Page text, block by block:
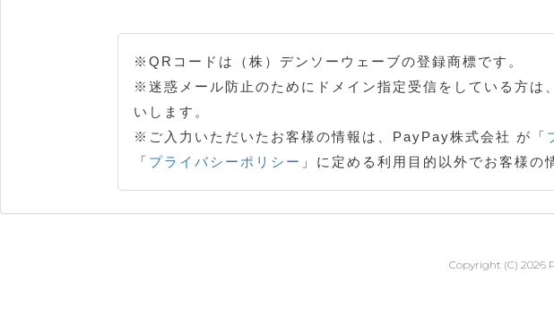
※QRコードは（株）デンソーウェーブの登録商標です。
※迷惑メール防止のためにドメイン指定受信をしている方
いします。
※ご入力いただいたお客様の情報は、PayPay株式会社 が「
「 プライバシーポリシー 」に定める利用目的以外でお客様の
Copyright (C) 2026